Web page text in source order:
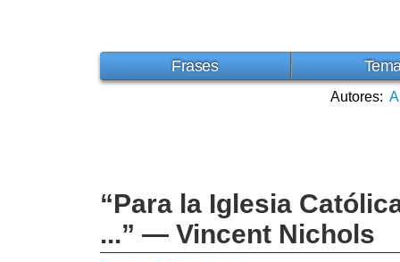
Frases
Autores: A
“Para la Iglesia
...” — Vincent Nichols